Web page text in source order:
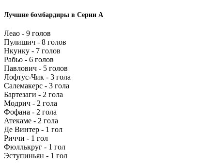
Лучшие бомбардиры в Серии А
Леао - 9 голов
Пулишич - 8 голов
Нкунку - 7 голов
Рабьо - 6 голов
Павлович - 5 голов
Лофтус-Чик - 3 гола
Салемакерс - 3 гола
Бартезаги - 2 гола
Модрич - 2 гола
Фофана - 2 гола
Атекаме - 2 гола
Де Винтер - 1 гол
Риччи - 1 гол
Фюллькруг - 1 гол
Эступиньян - 1 гол